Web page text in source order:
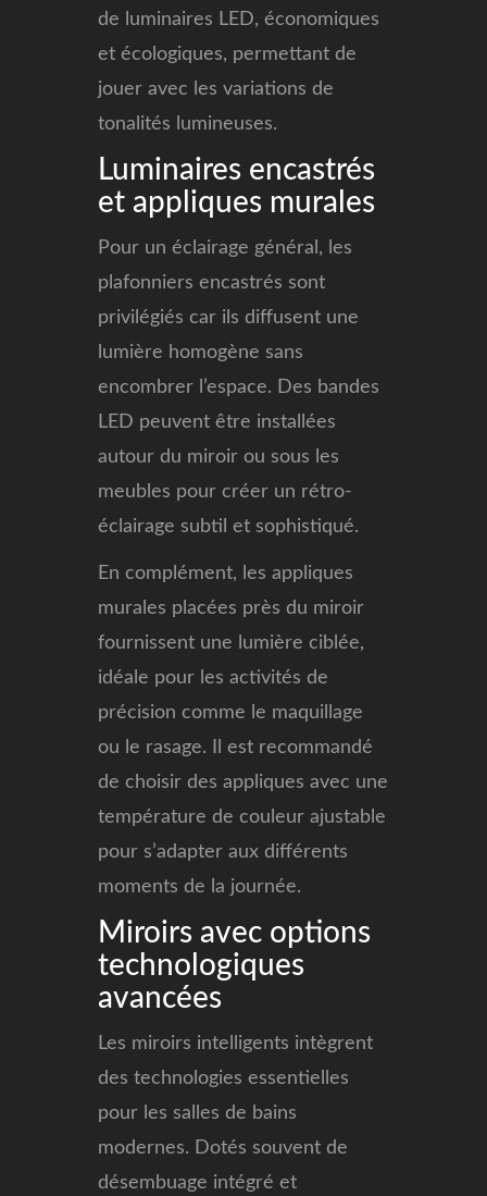
de luminaires LED, économiques
et écologiques, permettant de
jouer avec les variations de
tonalités lumineuses.
Luminaires encastrés
et appliques murales
Pour un éclairage général, les
plafonniers encastrés sont
privilégiés car ils diffusent une
lumière homogène sans
encombrer l’espace. Des bandes
LED peuvent être installées
autour du miroir ou sous les
meubles pour créer un rétro-
éclairage subtil et sophistiqué.
En complément, les appliques
murales placées près du miroir
fournissent une lumière ciblée,
idéale pour les activités de
précision comme le maquillage
ou le rasage. Il est recommandé
de choisir des appliques avec une
température de couleur ajustable
pour s’adapter aux différents
moments de la journée.
Miroirs avec options
technologiques
avancées
Les miroirs intelligents intègrent
des technologies essentielles
pour les salles de bains
modernes. Dotés souvent de
désembuage intégré et